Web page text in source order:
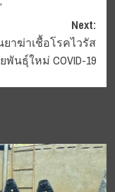
Next:
าฆ่าเชื้อโรคไวรัส
นธุ์ใหม่ COVID-19